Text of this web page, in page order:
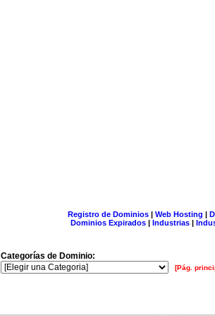
Registro de Dominios| Web Hosting |
Dominios Expirados | Industrias |
Categorías de Dominio:
[Pág.